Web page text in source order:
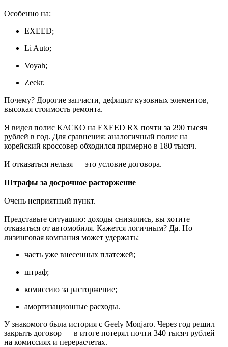
Особенно на:
EXEED;
Li Auto;
Voyah;
Zeekr.
Почему? Дорогие запчасти, дефицит кузовных элементов,
высокая стоимость ремонта.
Я видел полис КАСКО на EXEED RX почти за 290 тысяч
рублей в год. Для сравнения: аналогичный полис на
корейский кроссовер обходился примерно в 180 тысяч.
И отказаться нельзя — это условие договора.
Штрафы за досрочное расторжение
Очень неприятный пункт.
Представьте ситуацию: доходы снизились, вы хотите
отказаться от автомобиля. Кажется логичным? Да. Но
лизинговая компания может удержать:
часть уже внесенных платежей;
штраф;
комиссию за расторжение;
амортизационные расходы.
У знакомого была история с Geely Monjaro. Через год решил
закрыть договор — в итоге потерял почти 340 тысяч рублей
на комиссиях и перерасчетах.